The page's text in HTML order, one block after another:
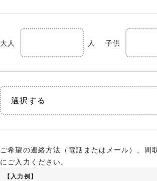
大人 人 子供
ご希望の連絡方法（電話またはメール）、間
にご入力ください。
【入力例】